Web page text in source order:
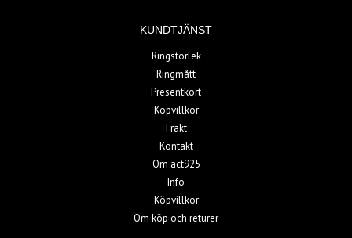
KUNDTJÄNST
Ringstorlek
Ringmått
Presentkort
Köpvillkor
Frakt
Kontakt
Om act925
Info
Köpvillkor
Om köp och returer